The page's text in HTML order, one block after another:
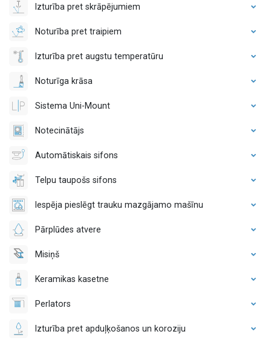
Izturība pret skrāpējumiem
Noturība pret traipiem
Izturība pret augstu temperatūru
Noturīga krāsa
Sistema Uni-Mount
Notecinātājs
Automātiskais sifons
Telpu taupošs sifons
Iespēja pieslēgt trauku mazgājamo mašīnu
Pārplūdes atvere
Misiņš
Keramikas kasetne
Perlators
Izturība pret apduļķošanos un koroziju